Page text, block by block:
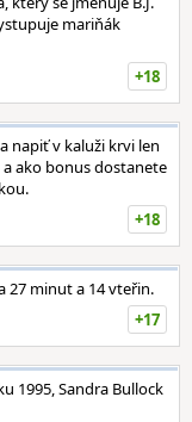
mariňák
+18
napiť v kaluži krvi len
ako bonus dostanete
+18
27 minut a 14 vteřin.
+17
1995, Sandra Bullock